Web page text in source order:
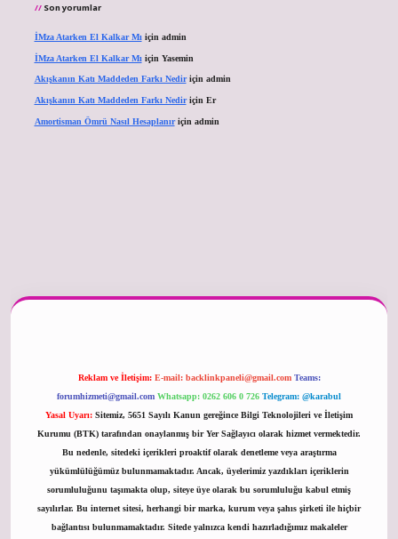
Son yorumlar
İMza Atarken El Kalkar Mıiçin admin
İMza Atarken El Kalkar Mıiçin Yasemin
Akışkanın Katı Maddeden Farkı Nediriçin admin
Akışkanın Katı Maddeden Farkı Nediriçin Er
Amortisman Ömrü Nasıl Hesaplanıriçin admin
Reklam ve İletişim: E-mail: backlinkpaneli@gmail.com Teams:
forumhizmeti@gmail.com Whatsapp: 0262 606 0 726 Telegram: @karabul
Yasal Uyarı: Sitemiz, 5651 Sayılı Kanun gereğince Bilgi Teknolojileri ve İletişim
Kurumu (BTK) tarafından onaylanmış bir Yer Sağlayıcı olarak hizmet vermektedir.
Bu nedenle, sitedeki içerikleri proaktif olarak denetleme veya araştırma
yükümlülüğümüz bulunmamaktadır. Ancak, üyelerimiz yazdıkları içeriklerin
sorumluluğunu taşımakta olup, siteye üye olarak bu sorumluluğu kabul etmiş
sayılırlar. Bu internet sitesi, herhangi bir marka, kurum veya şahıs şirketi ile hiçbir
bağlantısı bulunmamaktadır. Sitede yalnızca kendi hazırladığımız makaleler